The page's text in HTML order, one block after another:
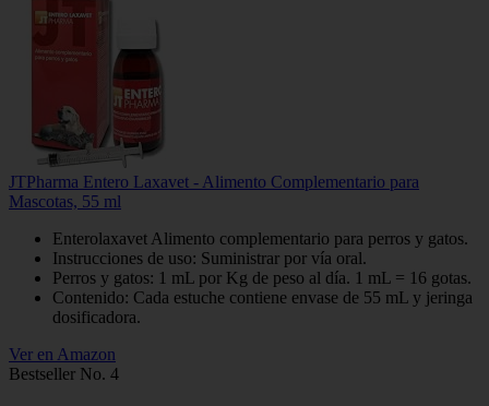
JTPharma Entero Laxavet - Alimento Complementario para
Mascotas, 55 ml
Enterolaxavet Alimento complementario para perros y gatos.
Instrucciones de uso: Suministrar por vía oral.
Perros y gatos: 1 mL por Kg de peso al día. 1 mL = 16 gotas.
Contenido: Cada estuche contiene envase de 55 mL y jeringa
dosificadora.
Ver en Amazon
Bestseller No. 4